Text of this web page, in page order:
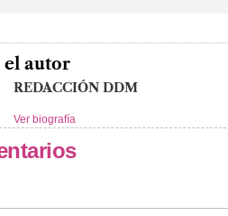
el autor
REDACCIÓN DDM
Ver biografía